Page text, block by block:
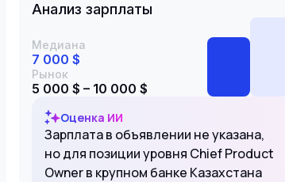
Анализ зарплаты
Медиана
7 000 $
Рынок
5 000 $ – 10 000 $
Оценка ИИ
Зарплата в объявлении не указана,
но для позиции уровня Chief Product
Owner в крупном банке Казахстана